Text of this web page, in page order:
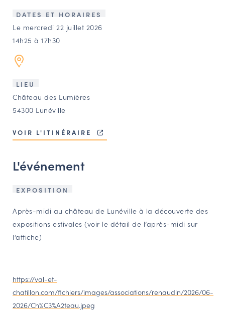
CONTACT
Agenda
Annuaire
Ressources
OFFRES D’EMPLOI ET DE STAGE
OUTILS EN LIGNE
Espace acteurs
NAVIGATION FILTRÉE « ACTEURS »
PORTAIL CULTURE
Comité d'Histoire Régionale
Service Inventaire et Patrimoines de la Région Grand Est
DATES ET HORAIRES
Le mercredi 22 juillet 2026
14h25 à 17h30
LIEU
Château des Lumières
54300 Lunéville
VOIR L'ITINÉRAIRE
L'événement
EXPOSITION
Après-midi au château de Lunéville à la découverte des
expositions estivales (voir le détail de l’après-midi sur
l’affiche)
https://val-et-
chatillon.com/fichiers/images/associations/renaudin/2026/06-
2026/Ch%C3%A2teau.jpeg